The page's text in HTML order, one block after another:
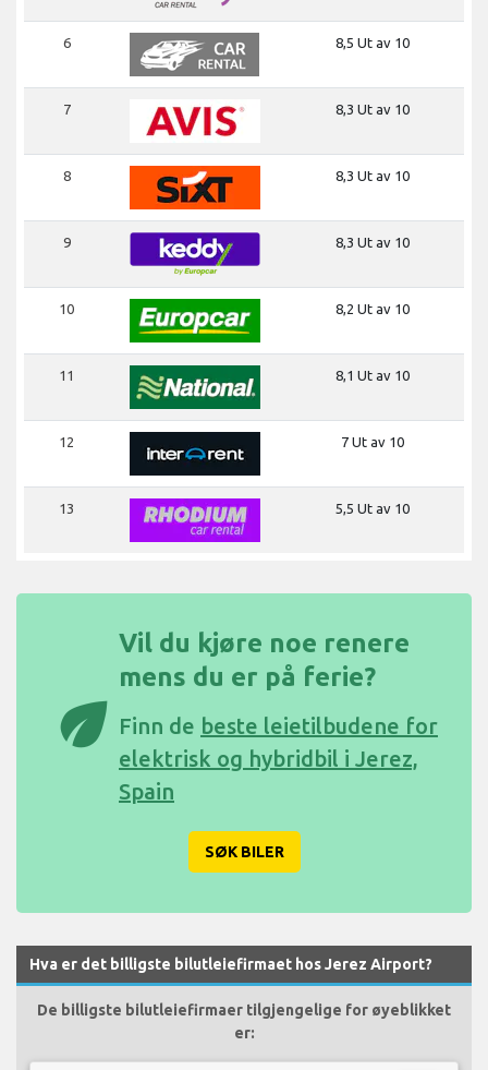
6 8,5 Ut av 10
7 8,3 Ut av 10
8 8,3 Ut av 10
9 8,3 Ut av 10
10 8,2 Ut av 10
11 8,1 Ut av 10
12 7 Ut av 10
13 5,5 Ut av 10
eco
Vil du kjøre noe renere
mens du er på ferie?
Finn de beste leietilbudene for
elektrisk og hybridbil i Jerez,
Spain
SØK BILER
Hva er det billigste bilutleiefirmaet hos Jerez Airport?
De billigste bilutleiefirmaer tilgjengelige for øyeblikket
er: